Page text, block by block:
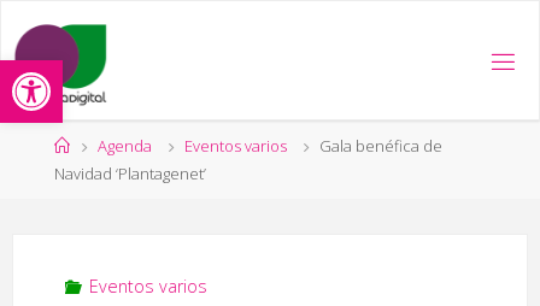
Abrir barra de herramientas
contenido
Página
de
Agenda Eventos varios
Gala benéfica de
Navidad ‘Plantagenet’
Eventos varios